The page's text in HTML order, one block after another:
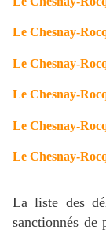
Le Chesnay-
Le Chesnay-
Le Chesnay-
Le Chesnay-
Le Chesnay-
La liste des
sanctionnés de